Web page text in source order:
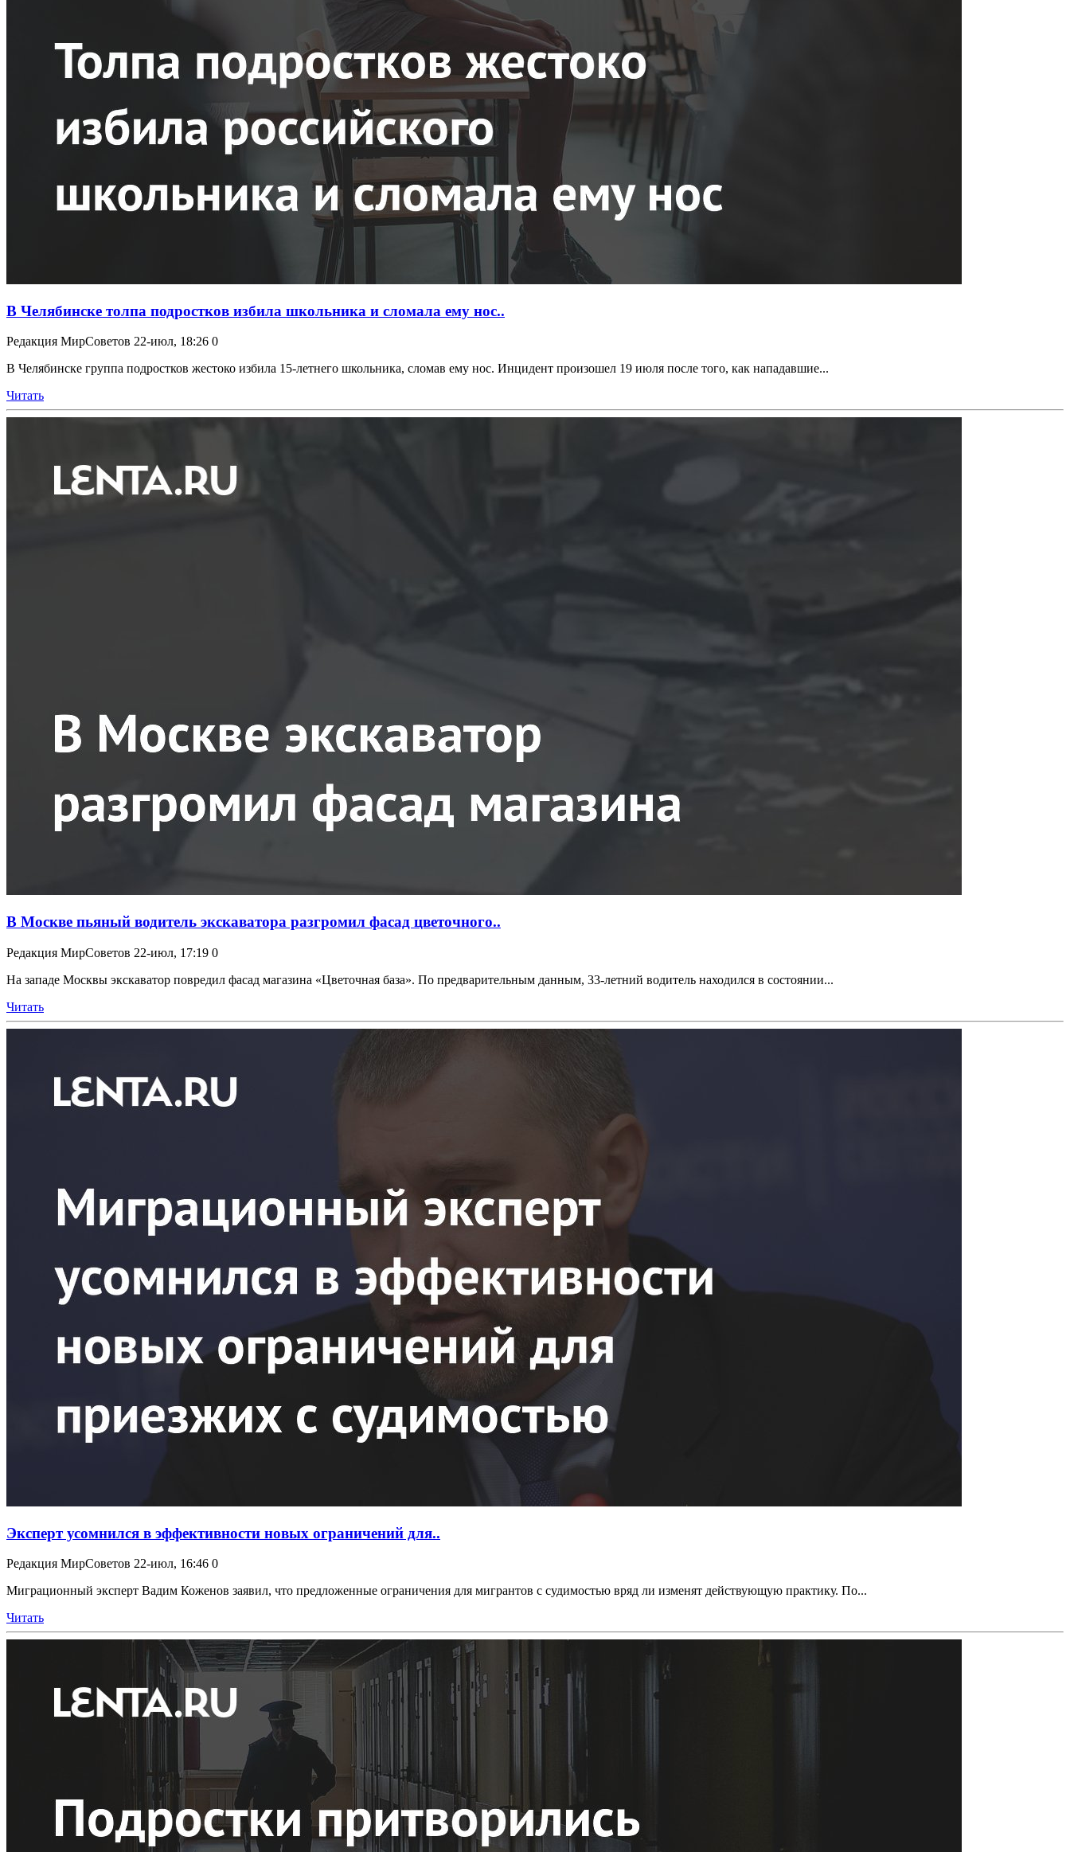
В Челябинске толпа подростков избила школьника и сломала ему нос..
Редакция МирСоветов 22-июл, 18:26 0
В Челябинске группа подростков жестоко избила 15-летнего школьника, сломав ему нос. Инцидент произошел 19 июля после того, как нападавшие...
Читать
В Москве пьяный водитель экскаватора разгромил фасад цветочного..
Редакция МирСоветов 22-июл, 17:19 0
На западе Москвы экскаватор повредил фасад магазина «Цветочная база». По предварительным данным, 33-летний водитель находился в состоянии...
Читать
Эксперт усомнился в эффективности новых ограничений для..
Редакция МирСоветов 22-июл, 16:46 0
Миграционный эксперт Вадим Коженов заявил, что предложенные ограничения для мигрантов с судимостью вряд ли изменят действующую практику. По...
Читать